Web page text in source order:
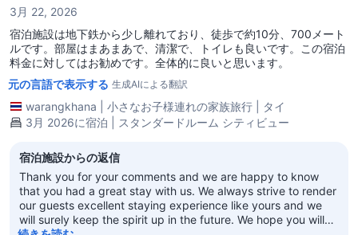
3月 22, 2026
宿泊施設は地下鉄から少し離れており、徒歩で約10分、700メート
ルです。部屋はまあまあで、清潔で、トイレも良いです。この宿泊
料金に対してはお勧めです。全体的に良いと思います。
元の言語で表示する 生成AIによる翻訳
warangkhana 小さなお子様連れの家族旅行
タイ
3月 2026に宿泊 | スタンダードルーム シティビュー
宿泊施設からの返信
Thank you for your comments and we are happy to know
that you had a great stay with us. We always strive to render
our guests excellent staying experience like yours and we
will surely keep the spirit up in the future. We hope you will